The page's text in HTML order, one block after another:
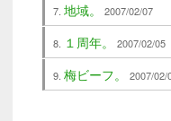
地域。 2007/02/07
１周年。 2007/02/05
梅ビーフ。 2007/02/